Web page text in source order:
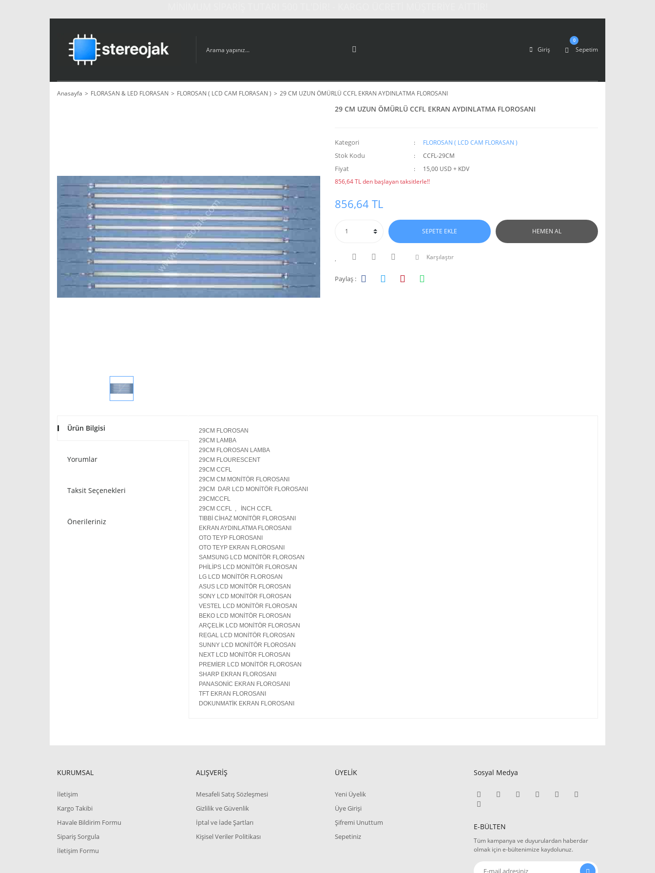
Giriş Sepetim
0
Anasayfa FLORASAN & LED FLORASAN FLOROSAN ( LCD CAM FLORASAN ) 29 CM UZUN ÖMÜRLÜ CCFL EKRAN AYDINLATMA FLOROSANI
29 CM UZUN ÖMÜRLÜ CCFL EKRAN AYDINLATMA FLOROSANI
Kategori FLOROSAN ( LCD CAM FLORASAN )
Stok Kodu CCFL-29CM
Fiyat
15,00 USD + KDV
856,64 TL den başlayan taksitlerle!!
856,64 TL
SEPETE EKLE HEMEN AL
Karşılaştır
Paylaş :
Ürün Bilgisi
Yorumlar
Taksit Seçenekleri
Önerileriniz
29CM FLOROSAN
29CM LAMBA
29CM FLOROSAN LAMBA
29CM FLOURESCENT
29CM CCFL
29CM CM MONİTÖR FLOROSANI
29CM DAR LCD MONİTÖR FLOROSANI
29CMCCFL
29CM CCFL , İNCH CCFL
TIBBİ CİHAZ MONİTÖR FLOROSANI
EKRAN AYDINLATMA FLOROSANI
OTO TEYP FLOROSANI
OTO TEYP EKRAN FLOROSANI
SAMSUNG LCD MONİTÖR FLOROSAN
PHİLİPS LCD MONİTÖR FLOROSAN
LG LCD MONİTÖR FLOROSAN
ASUS LCD MONİTÖR FLOROSAN
SONY LCD MONİTÖR FLOROSAN
VESTEL LCD MONİTÖR FLOROSAN
BEKO LCD MONİTÖR FLOROSAN
ARÇELİK LCD MONİTÖR FLOROSAN
REGAL LCD MONİTÖR FLOROSAN
SUNNY LCD MONİTÖR FLOROSAN
NEXT LCD MONİTÖR FLOROSAN
PREMİER LCD MONİTÖR FLOROSAN
SHARP EKRAN FLOROSANI
PANASONİC EKRAN FLOROSANI
TFT EKRAN FLOROSANI
DOKUNMATİK EKRAN FLOROSANI
KURUMSAL
İletişim
Kargo Takibi
Havale Bildirim Formu
Sipariş Sorgula
İletişim Formu
ALIŞVERİŞ
Mesafeli Satış Sözleşmesi
Gizlilik ve Güvenlik
İptal ve İade Şartları
Kişisel Veriler Politikası
ÜYELİK
Yeni Üyelik
Üye Girişi
Şifremi Unuttum
Sepetiniz
Sosyal Medya
E-BÜLTEN
Tüm kampanya ve duyurulardan haberdar
olmak için e-bültenimize kaydolunuz.